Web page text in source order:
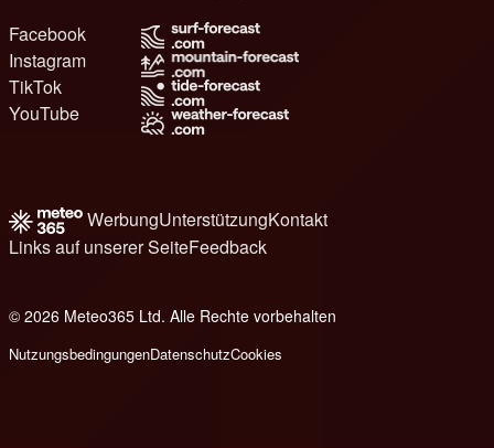
Facebook
Instagram
TikTok
YouTube
WerbungUnterstützungKontakt
Links auf unserer SeiteFeedback
© 2026 Meteo365 Ltd. Alle Rechte vorbehalten
NutzungsbedingungenDatenschutzCookies